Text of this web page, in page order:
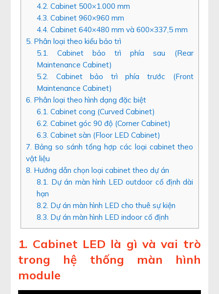
4.2. Cabinet 500×1.000 mm
4.3. Cabinet 960×960 mm
4.4. Cabinet 640×480 mm và 600×337,5 mm
5. Phân loại theo kiểu bảo trì
5.1. Cabinet bảo trì phía sau (Rear
Maintenance Cabinet)
5.2. Cabinet bảo trì phía trước (Front
Maintenance Cabinet)
6. Phân loại theo hình dạng đặc biệt
6.1. Cabinet cong (Curved Cabinet)
6.2. Cabinet góc 90 độ (Corner Cabinet)
6.3. Cabinet sàn (Floor LED Cabinet)
7. Bảng so sánh tổng hợp các loại cabinet theo
vật liệu
8. Hướng dẫn chọn loại cabinet theo dự án
8.1. Dự án màn hình LED outdoor cố định dài
hạn
8.2. Dự án màn hình LED cho thuê sự kiện
8.3. Dự án màn hình LED indoor cố định
1. Cabinet LED là gì và vai trò
trong hệ thống màn hình
module